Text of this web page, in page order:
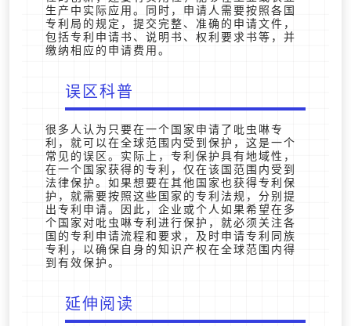
生产中实际应用。同时，申请人需要按照各国
专利局的规定，提交完整、准确的申请文件，
包括专利申请书、说明书、权利要求书等，并
缴纳相应的申请费用。
误区科普
很多人认为只要在一个国家申请了吡虫啉专
利，就可以在全球范围内受到保护，这是一个
常见的误区。实际上，专利保护具有地域性，
在一个国家获得的专利，仅在该国范围内受到
法律保护。如果想要在其他国家也获得专利保
护，就需要按照这些国家的专利法规，分别提
出专利申请。因此，企业或个人如果希望在多
个国家对吡虫啉专利进行保护，就必须关注各
国的专利申请流程和要求，及时申请专利同族
专利，以确保自身的知识产权在全球范围内得
到有效保护。
延伸阅读